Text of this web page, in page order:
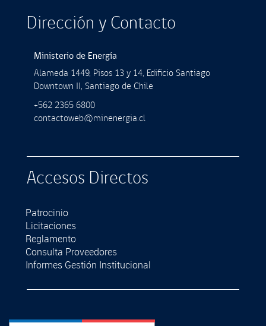
Dirección y Contacto
Ministerio de Energía
Alameda 1449, Pisos 13 y 14, Ediﬁcio Santiago
Downtown II, Santiago de Chile
+562 2365 6800
contactoweb@minenergia.cl
Accesos Directos
Patrocinio
Licitaciones
Reglamento
Consulta Proveedores
Informes Gestión Institucional